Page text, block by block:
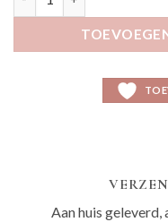
Aan huis